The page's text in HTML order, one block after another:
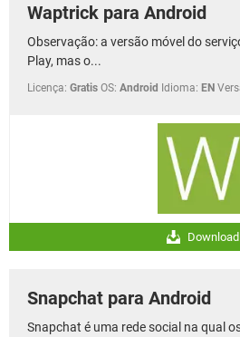
Waptrick para Android
Observação: a versão móvel do
Play, mas o...
Licença: Gratis OS: Android Idioma: EN
Download
Snapchat para Android
Snapchat é uma rede social na qual